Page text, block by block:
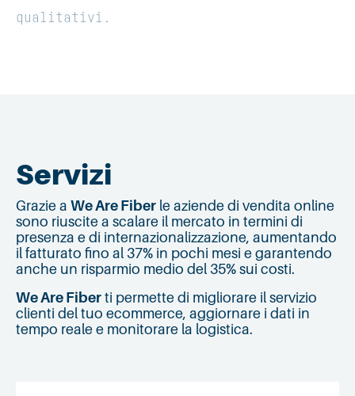
qualitativi.
Servizi
Grazie a We Are Fiber le aziende di vendita online
sono riuscite a scalare il mercato in termini di
presenza e di internazionalizzazione, aumentando
il fatturato fino al 37% in pochi mesi e garantendo
anche un risparmio medio del 35% sui costi.
We Are Fiber ti permette di migliorare il servizio
clienti del tuo ecommerce, aggiornare i dati in
tempo reale e monitorare la logistica.